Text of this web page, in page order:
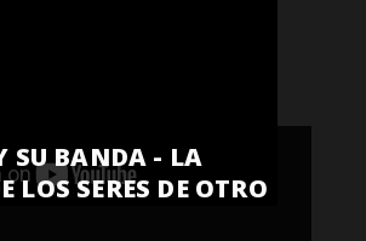
SU BANDA - LA
LOS SERES DE OTRO